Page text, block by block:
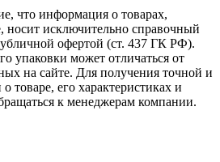
что информация о товарах,
носит исключительно справочный
офертой (ст. 437 ГК РФ).
упаковки может отличаться от
на сайте. Для получения точной и
товаре, его характеристиках и
к менеджерам компании.